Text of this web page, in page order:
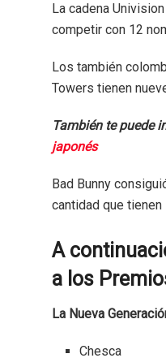
La cadena
competir con 12
Los también
Towers tienen
También te puede
japonés
Bad Bunny
cantidad que tienen
A
a los
La Nueva
Chesca